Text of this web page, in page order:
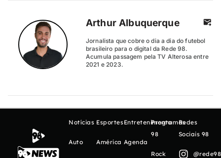
Arthur Albuquerque
Jornalista que cobre o dia a dia do futebol
brasileiro para o digital da Rede 98.
Acumula passagem pela TV Alterosa entre
2021 e 2023.
Notícias
Auto
Esportes
América
Entretenimento
Agenda
Programas
98
Rock
Redes
Sociais 98